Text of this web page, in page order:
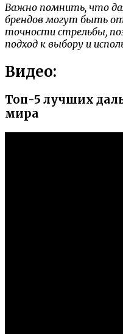
Важно помнить, что
брендов могут быть
точности стрельбы,
подход к выбору и
Видео:
Топ-5 лучших
мира